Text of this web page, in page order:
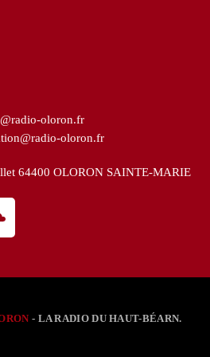
oloron.fr
oloron.fr
64400 OLORON SAINTE-MARIE
- LA RADIO DU HAUT-BÉARN.